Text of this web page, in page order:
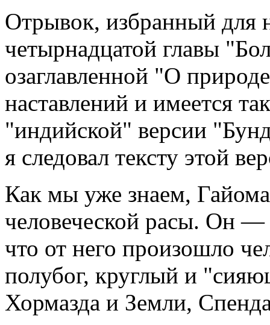
Отрывок, избранный для
четырнадцатой главы
озаглавленной "О
наставлений и имеется
"индийской" версии
я следовал тексту этой
Как мы уже знаем,
человеческой расы. Он
что от него произошло
полубог, круглый и
Хормазда и Земли,